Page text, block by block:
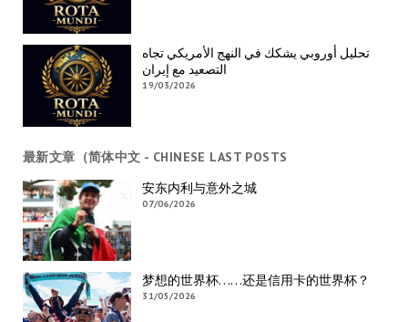
تحليل أوروبي يشكك في النهج الأمريكي تجاه
التصعيد مع إيران
19/03/2026
最新文章（简体中文 - CHINESE LAST POSTS
安东内利与意外之城
07/06/2026
梦想的世界杯……还是信用卡的世界杯？
31/05/2026